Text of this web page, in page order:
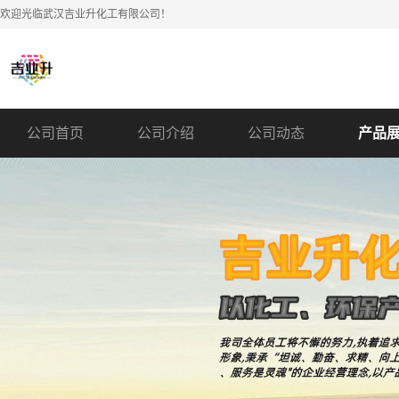
欢迎光临武汉吉业升化工有限公司！
公司首页 公司介绍 公司动态 产品